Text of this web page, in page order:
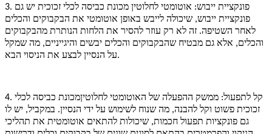
3. פונקציית ייבוש: אוטומטי לחלוטין מכונת כביסה לכלי זכוכית יש גם
פונקציית ייבוש, שיכולה לייבש באופן אוטומטי את הבקבוקים והכלים
לאחר השטיפה. זה לא רק עוזר להסיר את הלחות הנותרת מהבקבוקים
והכלים, אלא גם מבטיח שהבקבוקים והכלים יבשים והיגייניים, מה שמקל
על הנסיין לבצע את הניסוי הבא.
4. קל לתפעול: ממשק ההפעלה של האוטומטי לחלוטיןמכונת כביסה לכלי
זכוכית פשוט וקל להבנה, מה שנוח לשימוש על ידי הנסיין. במקביל, יש לו
גם פונקציות תפעול חכמות, שיכולות להתאים אוטומטית את תהליכי